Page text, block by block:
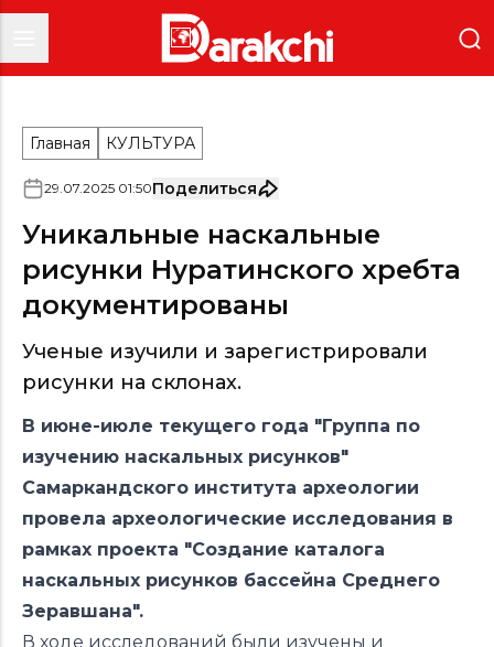
Главная КУЛЬТУРА
29.07.2025 01:50Поделиться
Уникальные наскальные
рисунки Нуратинского хребта
документированы
Ученые изучили и зарегистрировали
рисунки на склонах.
В июне-июле текущего года "Группа по
изучению наскальных рисунков"
Самаркандского института археологии
провела археологические исследования в
рамках проекта "Создание каталога
наскальных рисунков бассейна Среднего
Зеравшана".
В ходе исследований были изучены и